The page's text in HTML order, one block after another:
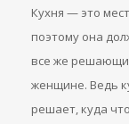
Кухня — это
поэтому она
все же
женщине. Ведь
решает, куда